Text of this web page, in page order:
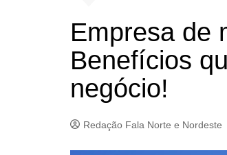
Empresa de
Benefícios
negócio!
Redação Fala Norte e Nordeste